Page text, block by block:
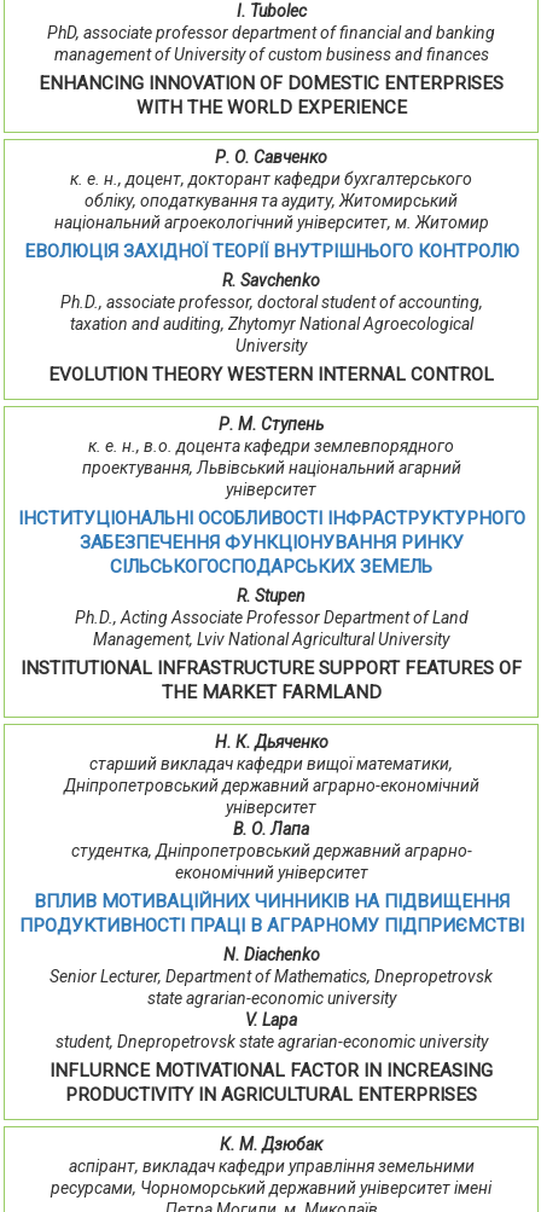
I. Tuboleс
PhD, associate professor department of financial and banking
management of University of custom business and finances
ENHANCING INNOVATION OF DOMESTIC ENTERPRISES
WITH THE WORLD EXPERIENCE
Р. О. Савченко
к. е. н., доцент, докторант кафедри бухгалтерського
обліку, оподаткування та аудиту, Житомирський
національний агроекологічний університет, м. Житомир
ЕВОЛЮЦІЯ ЗАХІДНОЇ ТЕОРІЇ ВНУТРІШНЬОГО КОНТРОЛЮ
R. Savchenko
Ph.D., associate professor, doctoral student of accounting,
taxation and auditing, Zhytomyr National Agroecological
University
EVOLUTION THEORY WESTERN INTERNAL CONTROL
Р. М. Ступень
к. е. н., в.о. доцента кафедри землевпорядного
проектування, Львівський національний агарний
університет
ІНСТИТУЦІОНАЛЬНІ ОСОБЛИВОСТІ ІНФРАСТРУКТУРНОГО
ЗАБЕЗПЕЧЕННЯ ФУНКЦІОНУВАННЯ РИНКУ
СІЛЬСЬКОГОСПОДАРСЬКИХ ЗЕМЕЛЬ
R. Stupen
Ph.D., Acting Associate Professor Department of Land
Management, Lviv National Agricultural University
INSTITUTIONAL INFRASTRUCTURE SUPPORT FEATURES OF
THE MARKET FARMLAND
Н. К. Дьяченко
старший викладач кафедри вищої математики,
Дніпропетровський державний аграрно-економічний
університет
В. О. Лапа
студентка, Дніпропетровський державний аграрно-
економічний університет
ВПЛИВ МОТИВАЦІЙНИХ ЧИННИКІВ НА ПІДВИЩЕННЯ
ПРОДУКТИВНОСТІ ПРАЦІ В АГРАРНОМУ ПІДПРИЄМСТВІ
N. Diachenko
Senior Lecturer, Department of Mathematics, Dnepropetrovsk
state agrarian-economic university
V. Lapa
student, Dnepropetrovsk state agrarian-economic university
INFLURNCE MOTIVATIONAL FACTOR IN INCREASING
PRODUCTIVITY IN AGRICULTURAL ENTERPRISES
К. М. Дзюбак
аспірант, викладач кафедри управління земельними
ресурсами, Чорноморський державний університет імені